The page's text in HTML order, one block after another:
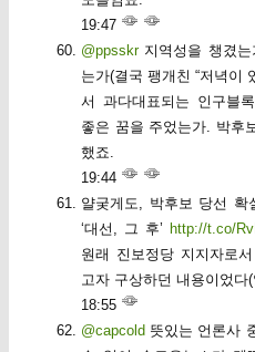
19:47
@ppsskr지역성을 챙겼는
는가(결국 팽개친 “저녁이
서 과다대표되는 인구블
좋은 꿈을 주었는가. 박후
했죠.
19:44
얄궂게도, 박후보 당선 확
‘대선, 그 후’ http://t.co/
원래 진보정당 지지자로
고자 구상하던 내용이었다
18:55
@capcold 뜻있는 언론사